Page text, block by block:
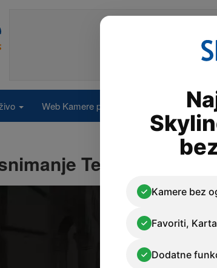
Web Kamere po kategoriji Nabavite
Teggiano - Trg
Kamere bez
Favoriti,
Dodatne